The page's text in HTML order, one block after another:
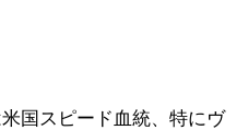
国スピード血統、特にヴ